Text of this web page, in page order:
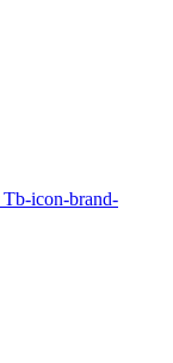
Tb-icon-brand-